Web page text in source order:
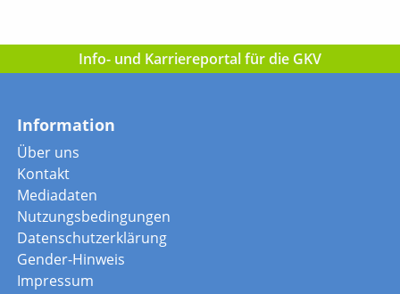
Info- und Karriereportal für die GKV
Information
Über uns
Kontakt
Mediadaten
Nutzungsbedingungen
Datenschutzerklärung
Gender-Hinweis
Impressum